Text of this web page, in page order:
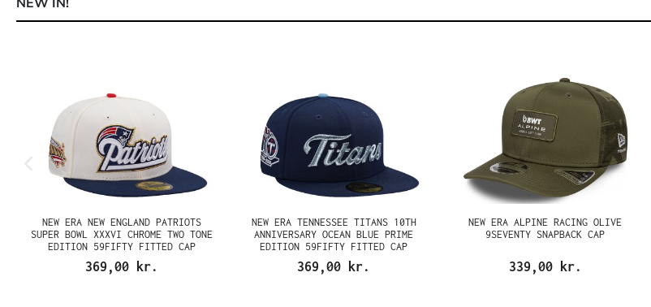
NEW ERA NEW ENGLAND PATRIOTS
SUPER BOWL XXXVI CHROME TWO TONE
EDITION 59FIFTY FITTED CAP
369,00 kr.
NEW ERA TENNESSEE TITANS 10TH
ANNIVERSARY OCEAN BLUE PRIME
EDITION 59FIFTY FITTED CAP
369,00 kr.
NEW ERA ALPINE RACING OLIVE
9SEVENTY SNAPBACK CAP
339,00 kr.